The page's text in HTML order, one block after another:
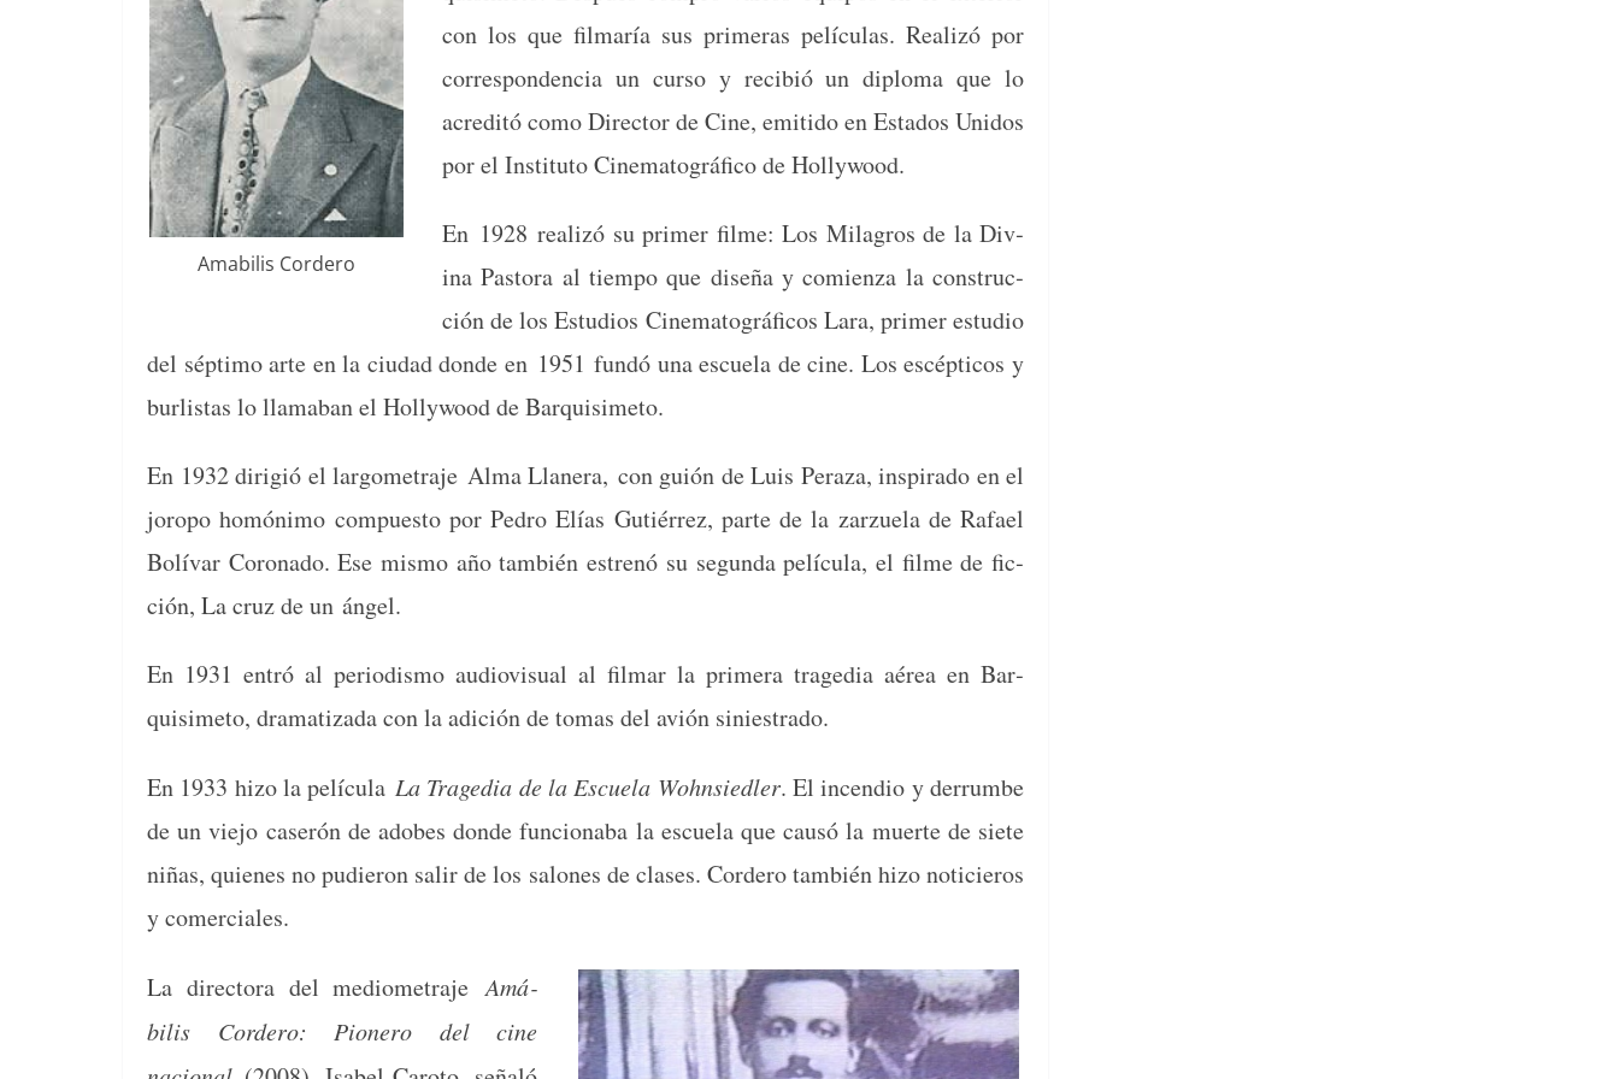
Ama­bilis Cordero
con los que fil­maría sus primeras pelícu­las. Real­izó por
cor­re­spon­den­cia un cur­so y recibió un diplo­ma que lo
acred­itó como Direc­tor de Cine, emi­ti­do en Esta­dos Unidos
por el Insti­tu­to Cin­e­matográ­fi­co de Hollywood.
En 1928 real­izó su primer filme: Los Mila­gros de la Div­
ina Pas­to­ra al tiem­po que dis­eña y comien­za la con­struc­
ción de los Estu­dios Cin­e­matográ­fi­cos Lara, primer estu­dio
del sép­ti­mo arte en la ciu­dad donde en 1951 fundó una escuela de cine. Los escép­ti­cos y
burlis­tas lo llam­a­ban el Hol­ly­wood de Barquisimeto.
En 1932 dirigió el largome­tra­je Alma Llan­era, con guión de Luis Per­aza, inspi­ra­do en el
joropo homón­i­mo com­puesto por Pedro Elías Gutiér­rez, parte de la zarzuela de Rafael
Bolí­var Coro­n­a­do. Ese mis­mo año tam­bién estrenó su segun­da pelícu­la, el filme de fic­
ción, La cruz de un ángel.
En 1931 entró al peri­odis­mo audio­vi­su­al al fil­mar la primera trage­dia aérea en Bar­
quisime­to, drama­ti­za­da con la adi­ción de tomas del avión siniestrado.
En 1933 hizo la pelícu­la La Trage­dia de la Escuela Wohn­siedler. El incen­dio y der­rumbe
de un viejo caserón de adobes donde fun­ciona­ba la escuela que causó la muerte de siete
niñas, quienes no pudieron salir de los salones de clases. Cordero tam­bién hizo noticieros
y comerciales.
La direc­to­ra del mediome­tra­jeAmá­
bilis Cordero: Pio­nero del cine